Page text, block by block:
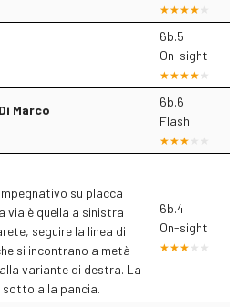
6b.5
On-sight
Marco
6b.6
Flash
su placca
via è quella a sinistra
seguire la linea di
si incontrano a metà
variante di destra. La
sotto alla pancia.
6b.4
On-sight